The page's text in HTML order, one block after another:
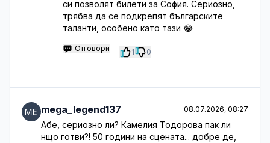
си позволят билети за София. Сериозно,
трябва да се подкрепят българските
таланти, особено като тази 😂
Отговори 1 0
mega_legend137 08.07.2026, 08:27
Абе, сериозно ли? Камелия Тодорова пак ли
нщо готви?! 50 години на сцената... добре де,